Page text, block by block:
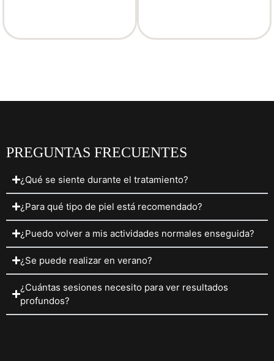
PREGUNTAS FRECUENTES
¿Qué se siente durante el tratamiento?
¿Para qué tipo de piel está recomendado?
¿Puedo volver a mis actividades normales enseguida?
¿Se puede realizar en verano?
¿Cuántas sesiones necesito para ver resultados
profundos?